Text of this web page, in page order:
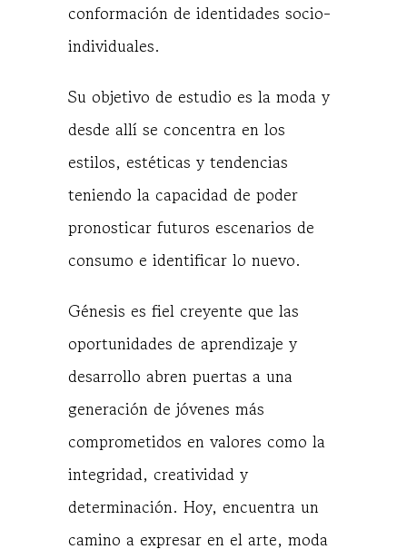
conformación de identidades socio-
individuales.
Su objetivo de estudio es la moda y
desde allí se concentra en los
estilos, estéticas y tendencias
teniendo la capacidad de poder
pronosticar futuros escenarios de
consumo e identificar lo nuevo.
Génesis es fiel creyente que las
oportunidades de aprendizaje y
desarrollo abren puertas a una
generación de jóvenes más
comprometidos en valores como la
integridad, creatividad y
determinación. Hoy, encuentra un
camino a expresar en el arte, moda